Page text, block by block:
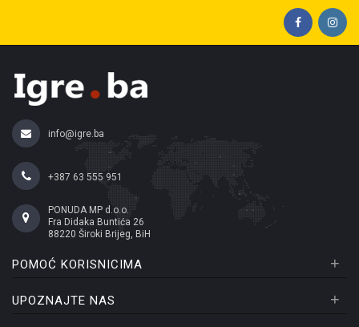
info@igre.ba
+387 63 555 951
PONUDA MP d.o.o.
Fra Didaka Buntića 26
88220 Široki Brijeg, BiH
POMOĆ KORISNICIMA +
UPOZNAJTE NAS +